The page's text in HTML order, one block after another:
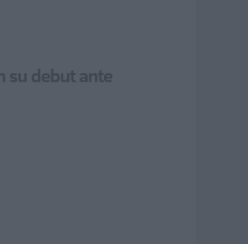
su debut ante